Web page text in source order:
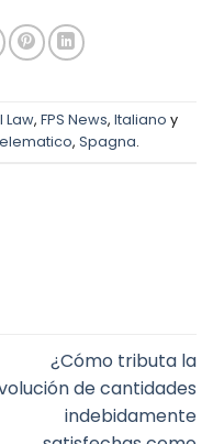
Law, FPS News, Italiano y
, Spagna.
¿Cómo tributa la
de cantidades
indebidamente